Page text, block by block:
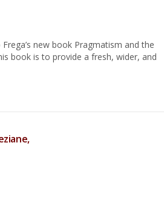
new book Pragmatism and the
book is to provide a fresh, wider, and